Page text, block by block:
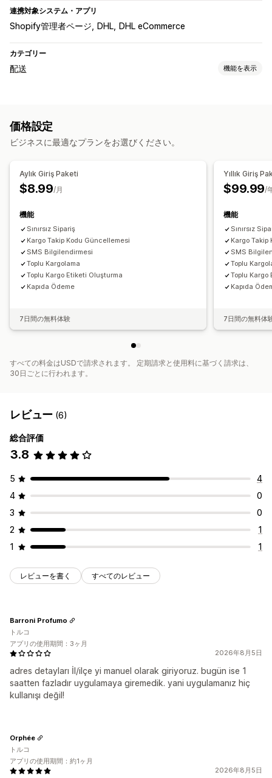
連携対象システム・アプリ
Shopify管理者ページ DHL DHL eCommerce
カテゴリー
配送 機能を表示
明細表 パッケージ
配送ルール 注文の同期 配送業者の選択
注文の同期
ブランド化された追跡ページ
価格設定
ビジネスに最適なプランをお選びください。
Aylık Giriş Paketi
$8.99/月
機能
Sınırsız Sipariş
Kargo Takip Kodu Güncellemesi
SMS Bilgilendirmesi
Toplu Kargolama
Toplu Kargo Etiketi Oluşturma
Kapıda Ödeme
7日間の無料体験
Yıllık Giriş
$99.99/
機能
Sınırsız
Kargo
SMS
Toplu
Toplu
Kapıda
7日間の無料体
すべての料金はUSDで請求されます。 定期請求と使用料に基づく請求は、
30日ごとに行われます。
レビュー (6)
総合評価
3.8
5
4
4
0
3
0
2
1
1
1
レビューを書く すべてのレビュー
2026年8月5日
adres detayları İl/ilçe yi manuel olarak giriyoruz. bugün ise 1
saatten fazladır uygulamaya giremedik. yani uygulamanız hiç
kullanışı değil!
Barroni Profumo
トルコ
アプリの使用期間：3ヶ月
2026年8月5日
Orphée
トルコ
アプリの使用期間：約1ヶ月